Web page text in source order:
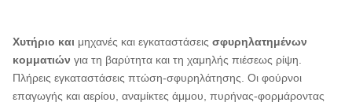
Χυτήριο και μηχανές και εγκαταστάσεις σφυρηλατημένων
κομματιών για τη βαρύτητα και τη χαμηλής πιέσεως ρίψη.
Πλήρεις εγκαταστάσεις πτώση-σφυρηλάτησης. Οι φούρνοι
επαγωγής και αερίου, αναμίκτες άμμου, πυρήνας-φορμάροντας